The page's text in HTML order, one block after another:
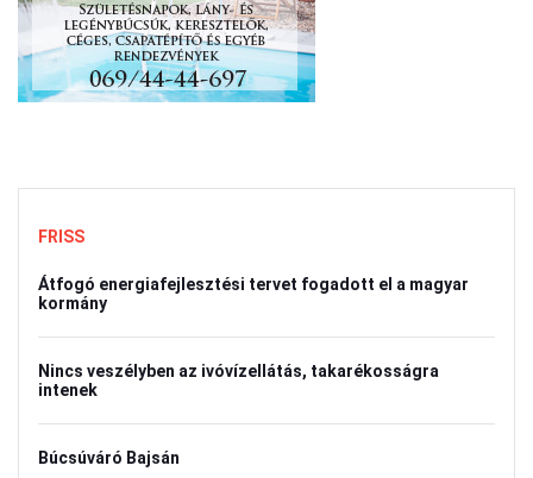
FRISS
Átfogó energiafejlesztési tervet fogadott el a magyar
kormány
Nincs veszélyben az ivóvízellátás, takarékosságra
intenek
Búcsúváró Bajsán